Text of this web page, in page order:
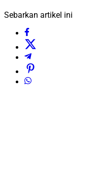
Sebarkan artikel ini